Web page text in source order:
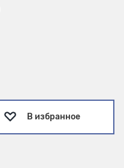
В избранное